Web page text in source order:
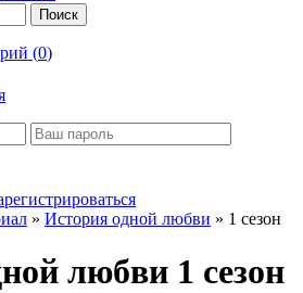
Поиск
(0)
» История одной любви » 1 сезон
любви 1 сезон